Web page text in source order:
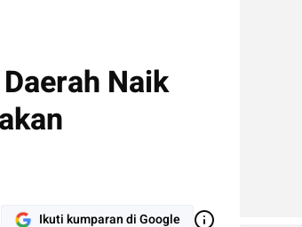
Naik
Ikuti kumparan di Google